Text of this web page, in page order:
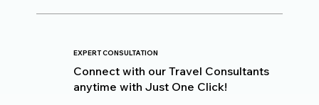
EXPERT CONSULTATION
Connect with our Travel Consultants
anytime with Just One Click!